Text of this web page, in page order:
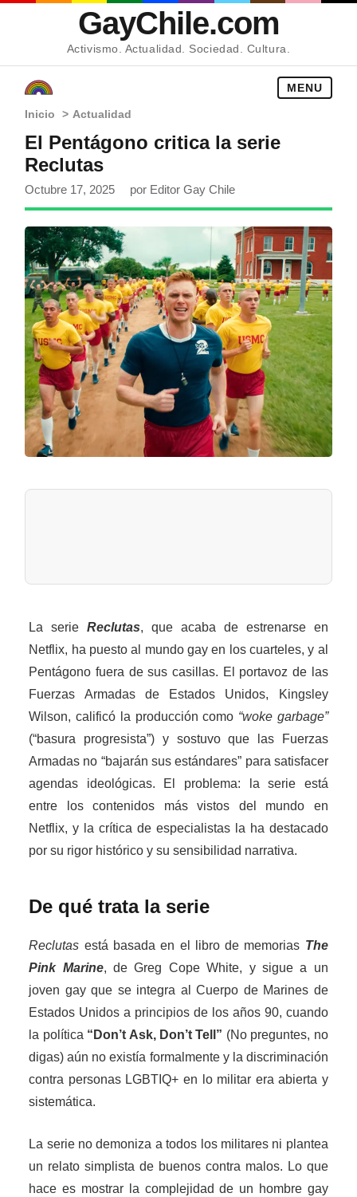
GayChile.com
Activismo. Actualidad. Sociedad. Cultura.
MENU
Inicio > Actualidad
El Pentágono critica la serie
Reclutas
Octubre 17, 2025 por Editor Gay Chile
La serieReclutas, que acaba de estrenarse en
Netflix, ha puesto al mundo gay en los cuarteles, y al
Pentágono fuera de sus casillas. El portavoz de las
Fuerzas Armadas de Estados Unidos, Kingsley
Wilson, calificó la producción como “woke garbage”
(“basura progresista”) y sostuvo que las Fuerzas
Armadas no “bajarán sus estándares” para satisfacer
agendas ideológicas. El problema: la serie está
entre los contenidos más vistos del mundo en
Netflix, y la crítica de especialistas la ha destacado
por su rigor histórico y su sensibilidad narrativa.
De qué trata la serie
Reclutas está basada en el libro de memorias The
Pink Marine, de Greg Cope White, y sigue a un
joven gay que se integra al Cuerpo de Marines de
Estados Unidos a principios de los años 90, cuando
la política “Don’t Ask, Don’t Tell” (No preguntes, no
digas) aún no existía formalmente y la discriminación
contra personas LGBTIQ+ en lo militar era abierta y
sistemática.
La serie no demoniza a todos los militares ni plantea
un relato simplista de buenos contra malos. Lo que
hace es mostrar la complejidad de un hombre gay